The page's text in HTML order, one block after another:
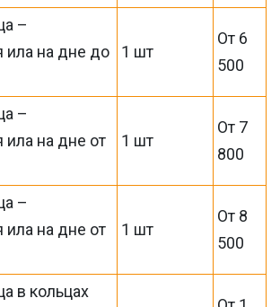
–
ила на дне до
1 шт
От 6
500
–
ила на дне от
1 шт
От 7
800
–
ила на дне от
1 шт
От 8
500
в кольцах